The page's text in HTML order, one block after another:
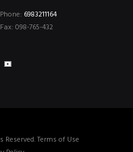
Phone: 6983211164
Fax: 098-765-432
Terms of Use